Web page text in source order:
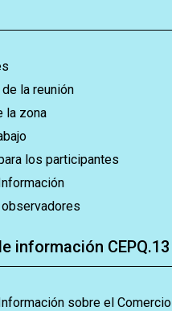
la reunión
la zona
los participantes
información CEPQ.13
sobre el Comercio